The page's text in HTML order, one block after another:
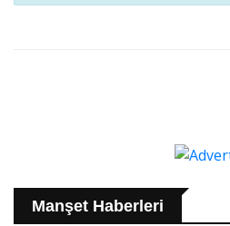
Manşet Haberleri